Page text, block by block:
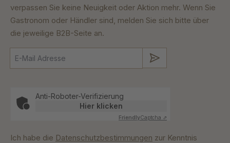
verpassen Sie keine Neuigkeit oder Aktion mehr. Wenn Sie
Gastronom oder Händler sind, melden Sie sich bitte über
die jeweilige B2B-Seite an.
Anti-Roboter-Verifizierung
Hier klicken
FriendlyCaptcha ⇗
Ich habe die Datenschutzbestimmungen zur Kenntnis